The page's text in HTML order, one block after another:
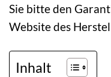
Sie bitte den
Website des
Inhalt